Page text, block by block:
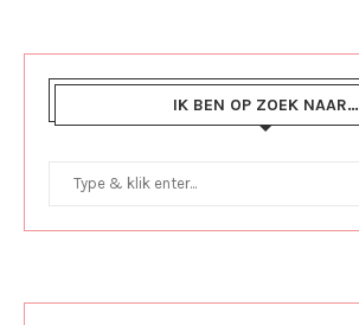
IK BEN OP ZOEK NAAR…